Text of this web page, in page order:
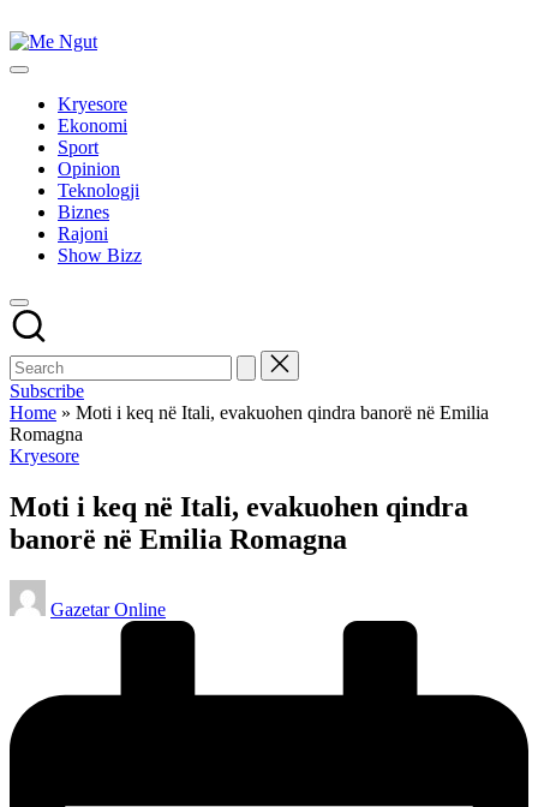
to
content
Me
Këtu
lajmet
ngut
Kryesore
Ekonomi
Sport
Opinion
Teknologji
Biznes
Rajoni
Show Bizz
Subscribe
Home » Moti i keq në Itali, evakuohen qindra banorë në Emilia
Romagna
Posted
Kryesore
Moti i keq në Itali, evakuohen qindra
banorë në Emilia Romagna
Posted
by
Gazetar Online